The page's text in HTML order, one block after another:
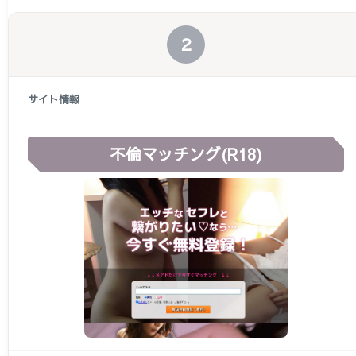
２
不倫マッチング(R18)